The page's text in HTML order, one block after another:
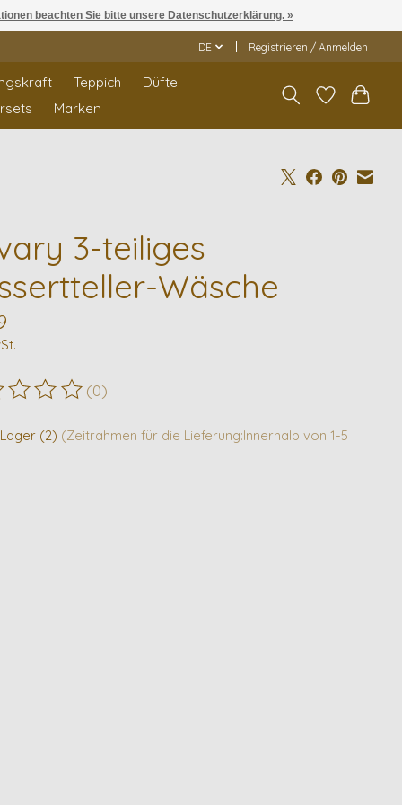
DE Registrieren / Anmelden
Teppich
Düfte
Marken
3-teiliges
Wäsche
dieses Produkts ist
(0)
(2) (Zeitrahmen für die Lieferung:Innerhalb von 1-5
beachten Sie bitte unsere Datenschutzerklärung. »